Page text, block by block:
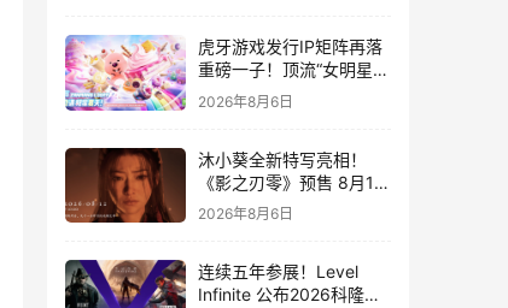
虎牙游戏发行IP矩阵再落
重磅一子！顶流“女明星”
ZANMANG LOOPY 正版
3D消除手游《消消奇遇》
2026年8月6日
沐小葵全新特写亮相！
《影之刃零》预售 8月12
日开启
2026年8月6日
连续五年参展！Level
Infinite 公布2026科隆游